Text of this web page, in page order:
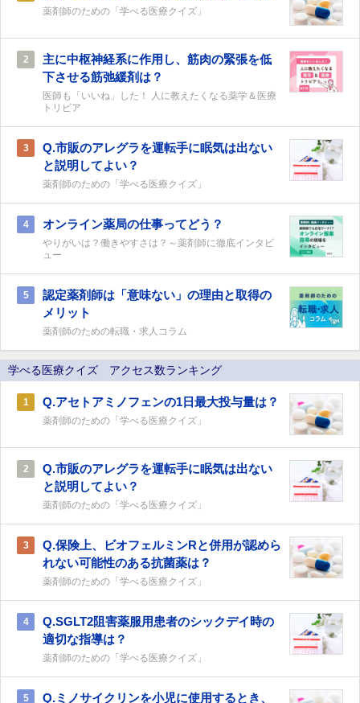
薬剤師のための「学べる医療クイズ」
2
主に中枢神経系に作用し、筋肉の緊張を低
下させる筋弛緩剤は？
医師も「いいね」した！ 人に教えたくなる薬学＆医療
トリビア
3
Q.市販のアレグラを運転手に眠気は出ない
と説明してよい？
薬剤師のための「学べる医療クイズ」
4 オンライン薬局の仕事ってどう？
やりがいは？働きやすさは？～薬剤師に徹底インタビ
ュー
5
認定薬剤師は「意味ない」の理由と取得の
メリット
薬剤師のための転職・求人コラム
学べる医療クイズ アクセス数ランキング
1 Q.アセトアミノフェンの1日最大投与量は？
薬剤師のための「学べる医療クイズ」
2
Q.市販のアレグラを運転手に眠気は出ない
と説明してよい？
薬剤師のための「学べる医療クイズ」
3
Q.保険上、ビオフェルミンRと併用が認めら
れない可能性のある抗菌薬は？
薬剤師のための「学べる医療クイズ」
4
Q.SGLT2阻害薬服用患者のシックデイ時の
適切な指導は？
薬剤師のための「学べる医療クイズ」
5
Q.ミノサイクリンを小児に使用するとき、